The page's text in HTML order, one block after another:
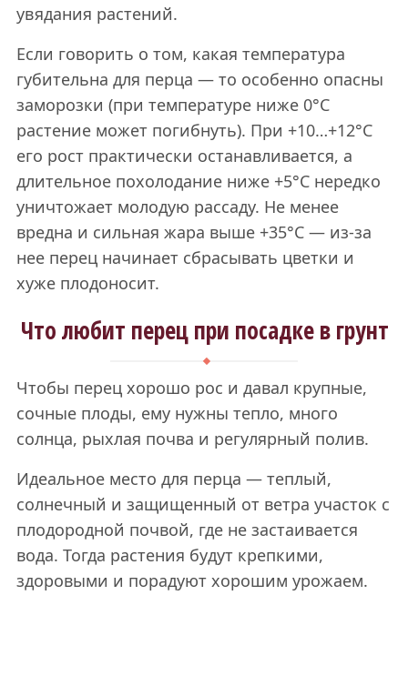
увядания растений.
Если говорить о том, какая температура
губительна для перца — то особенно опасны
заморозки (при температуре ниже 0°C
растение может погибнуть). При +10…+12°C
его рост практически останавливается, а
длительное похолодание ниже +5°C нередко
уничтожает молодую рассаду. Не менее
вредна и сильная жара выше +35°C — из-за
нее перец начинает сбрасывать цветки и
хуже плодоносит.
Что любит перец при посадке в грунт
Чтобы перец хорошо рос и давал крупные,
сочные плоды, ему нужны тепло, много
солнца, рыхлая почва и регулярный полив.
Идеальное место для перца — теплый,
солнечный и защищенный от ветра участок с
плодородной почвой, где не застаивается
вода. Тогда растения будут крепкими,
здоровыми и порадуют хорошим урожаем.